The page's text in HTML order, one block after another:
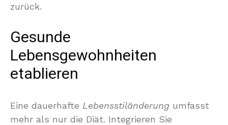
zurück.
Gesunde
Lebensgewohnheiten
etablieren
Eine dauerhafte Lebensstiländerung umfasst
mehr als nur die Diät. Integrieren Sie